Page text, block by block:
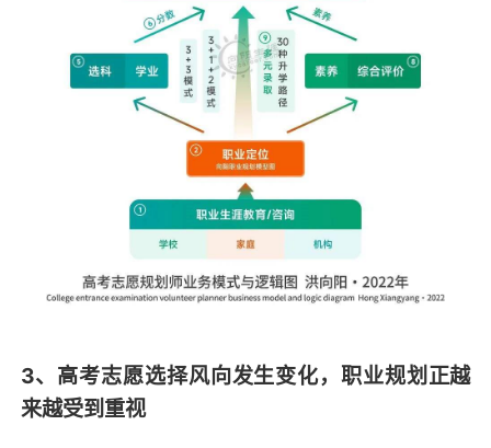
3、高考志愿选择风向发生变化，职业规划正越
来越受到重视